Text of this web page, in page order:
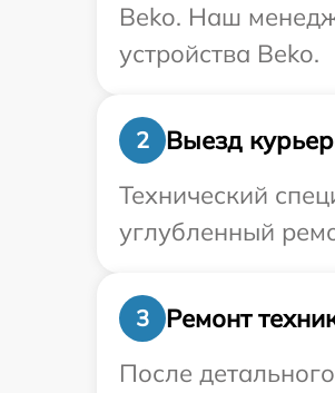
Beko. Наш
устройства Beko.
2
Выезд
Технический
углубленный
3
Ремонт
После